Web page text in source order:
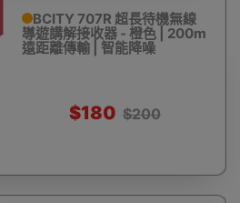
BCITY 707R 超長待機無線
導遊講解接收器 - 橙色 | 200m
遠距離傳輸 | 智能降噪
$180 $200